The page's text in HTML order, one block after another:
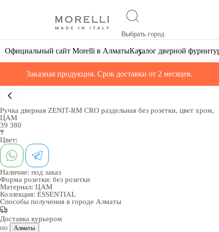
Выбрать город
Официальный сайт Morelli в АлматыКаталог дверной
Заказная продукция. Срок доставки от 2 месяцев.
Ручка дверная ZENIT-RM CRO раздельная без розетки, цвет хром,
ЦАМ
39 380
₸
Цвет:
Наличие: под заказ
Форма розетки: без розетки
Материал: ЦАМ
Коллекция: ESSENTIAL
Способы получения в городе Алматы
Доставка курьером
по
Алматы